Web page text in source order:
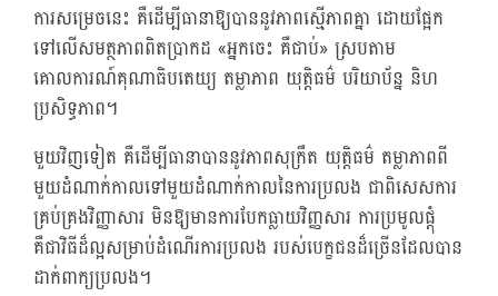
ការសម្រេចនេះ គឺដើម្បីធានាឱ្យបាននូវភាពស្មើភាពគ្នា ដោយផ្អែក
ទៅលើសមត្ថភាពពិតប្រាកដ «អ្នកចេះ គឺជាប់» ស្របតាម
គោលការណ៍គុណាធិបតេយ្យ តម្លាភាព យុត្តិធម៌ បរិយាប័ន្ន និហ
ប្រសិទ្ធភាព។
មួយវិញទៀត គឺដើម្បីធានាបាននូវភាពសុក្រឹត យុត្តិធម៌ តម្លាភាពពី
មួយដំណាក់កាលទៅមួយដំណាក់កាលនៃការប្រលង ជាពិសេសការ
គ្រប់គ្រងវិញ្ញាសារ មិនឱ្យមានការបែកធ្លាយវិញ្ញសារ ការប្រមូលផ្ដុំ
គឺជាវិធីដ៏ល្អសម្រាប់ដំណើរការប្រលង របស់បេក្ខជនដ៏ច្រើនដែលបាន
ដាក់ពាក្យប្រលង។